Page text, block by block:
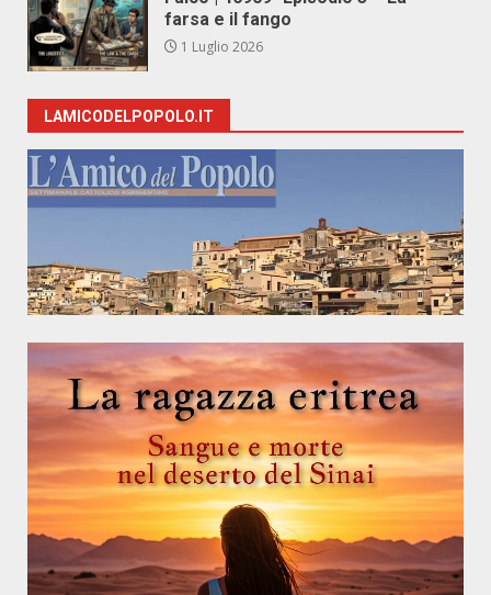
farsa e il fango
1 Luglio 2026
LAMICODELPOPOLO.IT